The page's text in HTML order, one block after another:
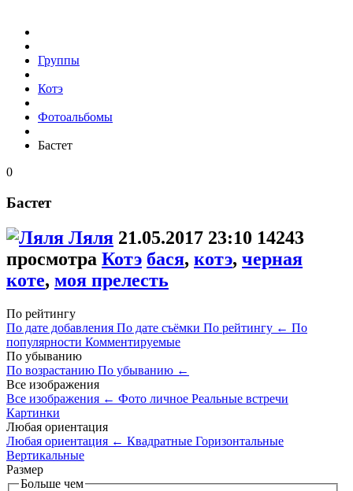
Группы
Котэ
Фотоальбомы
Бастет
0
Бастет
Ляля 21.05.2017 23:10 14243
просмотра Котэ бася, котэ, черная
коте, моя прелесть
По рейтингу
По дате добавления По дате съёмки По рейтингу ← По
популярности Комментируемые
По убыванию
По возрастанию По убыванию ←
Все изображения
Все изображения ← Фото личное Реальные встречи
Картинки
Любая ориентация
Любая ориентация ← Квадратные Горизонтальные
Вертикальные
Размер
Больше чем